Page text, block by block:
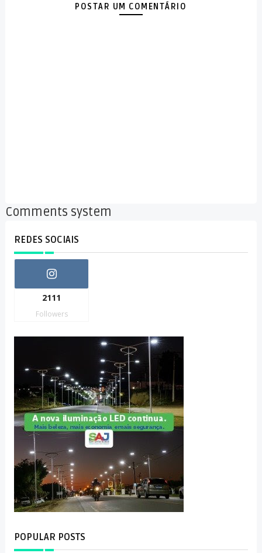
POSTAR UM COMENTÁRIO
Comments system
REDES SOCIAIS
2111
Followers
POPULAR POSTS